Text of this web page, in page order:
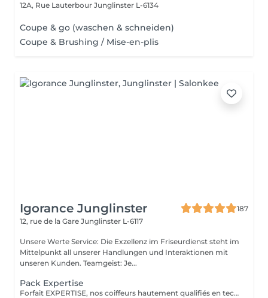
12A, Rue Lauterbour Junglinster L-6134
Coupe & go (waschen & schneiden)
Coupe & Brushing / Mise-en-plis
Igorance Junglinster
187
12, rue de la Gare Junglinster L-6117
Unsere Werte Service: Die Exzellenz im Friseurdienst steht im
Mittelpunkt all unserer Handlungen und Interaktionen mit
unseren Kunden. Teamgeist: Je...
Pack Expertise
Forfait EXPERTISE, nos coiffeurs hautement qualifiés en technique anglo-saxonne, en formation continu et diplômés d’une académie anglaise à Paris. Vous offre une séance d’une heure avec votre coach en suivi beauté. Ce pack inclus : 1 h de prestation Un diagnostique personnalisé Shampoing spécifique Haircare Conditioner spécifique Produit de coiffage Coupe Styling Produit de finition